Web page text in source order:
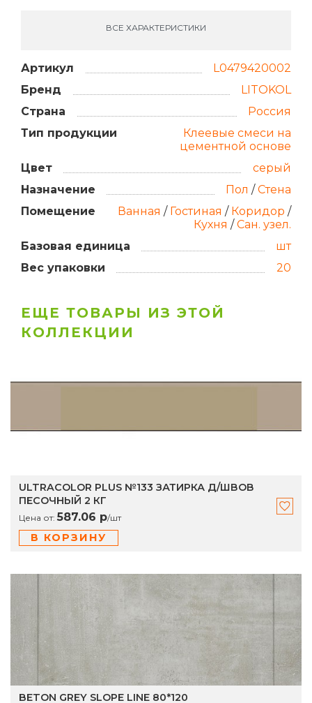
ВСЕ ХАРАКТЕРИСТИКИ
Артикул
L0479420002
Бренд
LITOKOL
Страна
Россия
Тип продукции
Клеевые смеси на
цементной основе
Цвет
серый
Назначение
Пол /Стена
Помещение
Ванная / Гостиная / Коридор /
Кухня /Сан. узел.
Базовая единица
шт
Вес упаковки
20
ЕЩЕ ТОВАРЫ ИЗ ЭТОЙ
КОЛЛЕКЦИИ
ULTRACOLOR PLUS №133 ЗАТИРКА Д/ШВОВ
ПЕСОЧНЫЙ 2 КГ
Цена от: 587.06 р/шт
В КОРЗИНУ
BETON GREY SLOPE LINE 80*120